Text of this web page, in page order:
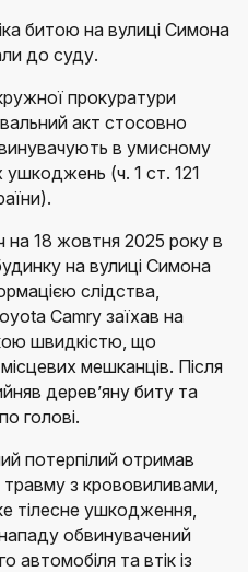
битою на вулиці Симона
до суду.
прокуратури
акт стосовно
в умисному
ушкоджень (ч. 1 ст. 121
на 18 жовтня 2025 року в
на вулиці Симона
слідства,
Camry заїхав на
швидкістю, що
мешканців. Після
дерев’яну биту та
голові.
потерпілий отримав
з крововиливами,
тілесне ушкодження,
обвинувачений
автомобіля та втік із